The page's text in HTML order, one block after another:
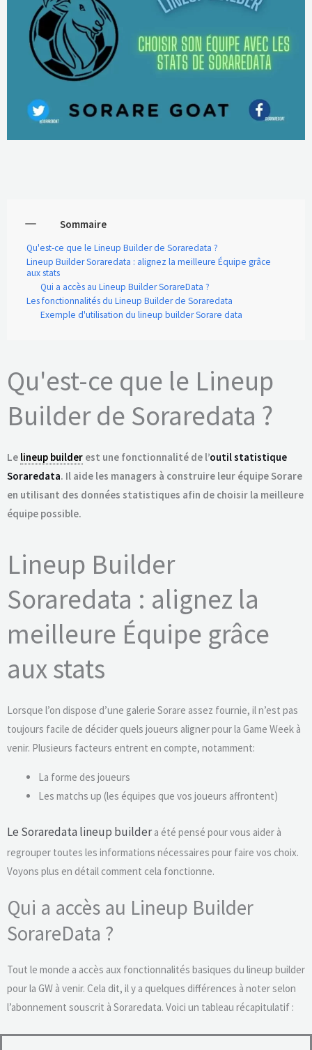
Sommaire
Qu'est-ce que le Lineup Builder de Soraredata ?
Lineup Builder Soraredata : alignez la meilleure Équipe grâce
aux stats
Qui a accès au Lineup Builder SorareData ?
Les fonctionnalités du Lineup Builder de Soraredata
Exemple d'utilisation du lineup builder Sorare data
Qu'est-ce que le Lineup
Builder de Soraredata ?
Le lineup builder est une fonctionnalité de l’outil statistique
Soraredata. Il aide les managers à construire leur équipe Sorare
en utilisant des données statistiques afin de choisir la meilleure
équipe possible.
Lineup Builder
Soraredata : alignez la
meilleure Équipe grâce
aux stats
Lorsque l’on dispose d’une galerie Sorare assez fournie, il n’est pas
toujours facile de décider quels joueurs aligner pour la Game Week à
venir. Plusieurs facteurs entrent en compte, notamment:
La forme des joueurs
Les matchs up (les équipes que vos joueurs affrontent)
Le Soraredata lineup buildera été pensé pour vous aider à
regrouper toutes les informations nécessaires pour faire vos choix.
Voyons plus en détail comment cela fonctionne.
Qui a accès au Lineup Builder
SorareData ?
Tout le monde a accès aux fonctionnalités basiques du lineup builder
pour la GW à venir. Cela dit, il y a quelques différences à noter selon
l’abonnement souscrit à Soraredata. Voici un tableau récapitulatif :